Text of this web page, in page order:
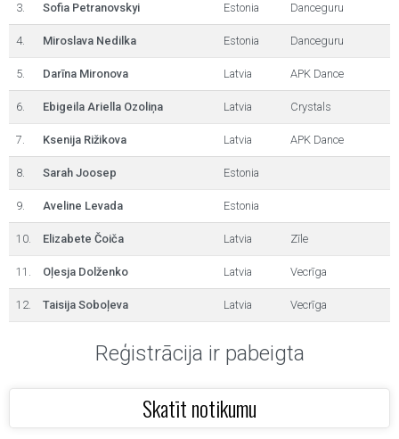
3. Sofia Petranovskyi Estonia Danceguru
4. Miroslava Nedilka Estonia Danceguru
5. Darīna Mironova Latvia APK Dance
6. Ebigeila Ariella Ozoliņa Latvia Crystals
7. Ksenija Rižikova Latvia APK Dance
8. Sarah Joosep Estonia
9. Aveline Levada Estonia
10. Elizabete Čoiča Latvia Zīle
11. Oļesja Dolženko Latvia Vecrīga
12. Taisija Soboļeva Latvia Vecrīga
Reģistrācija ir pabeigta
Skatīt notikumu